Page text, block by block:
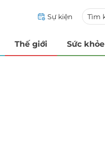
Sự kiện
Thế giới Sức khỏe